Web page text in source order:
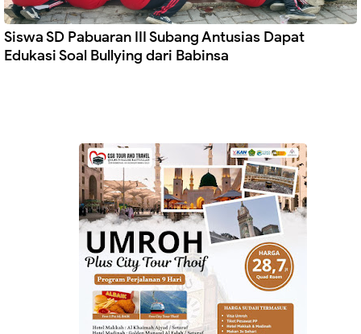
Siswa SD Pabuaran III Subang Antusias Dapat
Edukasi Soal Bullying dari Babinsa